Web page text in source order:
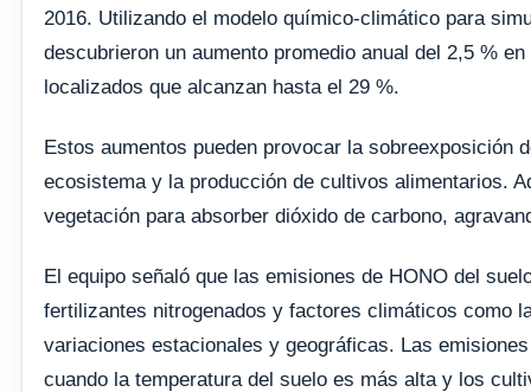
2016. Utilizando el modelo químico-climático para
descubrieron un aumento promedio anual del 2,5 %
localizados que alcanzan hasta el 29 %.
Estos aumentos pueden provocar la sobreexposición
ecosistema y la producción de cultivos alimentarios.
vegetación para absorber dióxido de carbono,
El equipo señaló que las emisiones de HONO del
fertilizantes nitrogenados y factores climáticos como
variaciones estacionales y geográficas. Las
cuando la temperatura del suelo es más alta y los